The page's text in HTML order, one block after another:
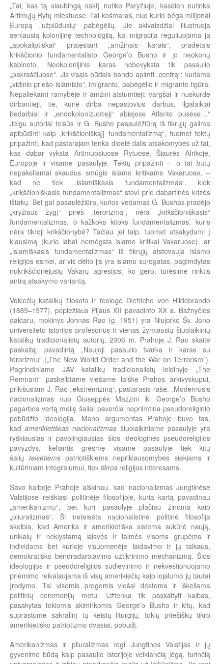
„Tai, kas tą siaubingą naktį nutiko Paryžiuje, kasdien nutinka
Artimųjų Rytų miestuose. Tai košmaras, nuo kurio bėga milijonai
Europą „užplūdusių“ pabėgėlių. Jie akivaizdžiai iliustruoja
seniausią kolonijinę technologiją, kai migracija reguliuojama ją
„apokaliptiškai“ pratęsiant „amžinais karais“, pradėtais
krikščionio fundamentalisto George’o Busho ir jo neokonų
kabineto. Neokolonijinis karas nebevyksta tik pasaulio
„pakraščiuose“. Jis visais būdais bando apimti „centrą“: kuriama
„vidinio priešo islamisto“, imigranto, pabėgėlio ir migranto figūra.
Nepaliekami ramybėje ir amžini atstumtieji: vargšai ir nuskurdę
dirbantieji, tie, kurie dirba nepastovius darbus, ilgalaikiai
bedarbiai ir „endokolonizuotieji“ abiejose Atlanto pusėse…“
Jeigu autoriai teisūs ir G. Busho pasaulėžiūrą iš tikrųjų galima
apibūdinti kaip „krikščioniškąjį fundamentalizmą“, tuomet tektų
pripažinti, kad pastarajam tenka didelė dalis atsakomybės už tai,
kas dabar vyksta Artimuosiuose Rytuose, Šiaurės Afrikoje,
Europoje ir visame pasaulyje. Tektų pripažinti – o tai būtų
nepakeliamai skaudus smūgis islamo kritikams Vakaruose, –
kad ne tiek „islamiškasis fundamentalizmas“, kiek
„krikščioniškasis fundamentalizmas“ stovi prie dabartinės krizės
ištakų. Bet gal pasaulėžiūra, kurios vedamas G. Bushas pradėjo
„kryžiaus žygį“ prieš „terorizmą“, nėra „krikščioniškasis“
fundamentalizmas, o kažkoks kitoks fundamentalizmas, kuris
nėra tikroji krikščionybė? Tačiau jei taip, tuomet atsakydami į
klausimą (kurio labai nemėgsta islamo kritikai Vakaruose), ar
„islamiškasis fundamentalizmas“ iš tikrųjų atstovauja islamo
religijos esmei, ar vis dėlto jis yra islamo surogatas, pagimdytas
nukrikščionėjusių Vakarų agresijos, ko gero, turėsime rinktis
antrą atsakymo variantą.
Vokiečių katalikų filosofo ir teologo Dietricho von Hildebrando
(1889–1977), popiežiaus Pijaus XII pavadinto XX a. Bažnyčios
daktaru, mokinys Johnas Rao (g. 1951) yra Niujorko Šv. Jono
universiteto istorijos profesorius ir vienas žymiausių šiuolaikinių
katalikų tradicionalistų autorių. 2006 m. Prahoje J. Rao skaitė
paskaitą, pavadintą „Naujoji pasaulio tvarka ir karas su
terorizmu“ („The New World Order and the War on Terrorism“).
Pagrindiniame JAV katalikų tradicionalistų leidinyje „The
Remnant“ paskelbtame viešame laiške Prahos arkivyskupui,
prikišusiam J. Rao „ekstremizmą“, pastarasis rašė: „Modernusis
nacionalizmas nuo Giuseppės Mazzini iki George’o Busho
pagarbos vertą meilę šaliai paverčia nepriimtina pseudoreliginio
pobūdžio ideologija. Mano argumentas Prahoje buvo tas,
kadamerikietiškas nacionalizmas šiuolaikiniame pasaulyje yra
ryškiausias ir pavojingiausias šios ideologinės pseudoreligijos
pavyzdys, keliantis grėsmę visame pasaulyje tiek kitų
šalių teisėtiems patriotiškiems nepriklausomybės siekiams ir
kultūriniam integralumui, tiek tikros religijos interesams.
Savo kalboje Prahoje aiškinau, kad nacionalizmas Jungtinėse
Valstijose reiškiasi politinėje filosofijoje, kurią kartą pavadinau
„amerikanizmu“, bet kuri pasaulyje plačiau žinoma kaip
„pliuralizmas“. Ši neteisėta nacionalistinė politinė filosofija
skelbia, kad Amerika ir amerikietiška sistema sukūrė naują,
unikalų ir neklystamą laisvės ir laimės visoms grupėms ir
individams bet kurioje visuomenėje laidavimo ir jų taikaus,
demokratiško bendradarbiavimo užtikrinimo mechanizmą. Šios
ideologijos ir pseudoreligijos sudievinimo ir nekvestionuojamo
priėmimo reikalaujama iš visų amerikiečių kaip lojalumo jų tautai
įrodymo. Tai visomis progomis viešai dėstoma ir iškeliama
politinių ceremonijų metu. Užtenka tik paskaityti kalbas,
pasakytas tokiomis akimirkomis George’o Busho ir kitų, kad
suprastume sakralinį tų keistų liturgijų, tokių priešiškų tikro
amerikietiško patriotizmo dvasiai, pobūdį.
Amerikanizmas ir pliuralizmas regi Jungtines Valstijas ir jų
gyvenimo būdą kaip pasaulio istorijoje veikiančią jėgą, turinčią